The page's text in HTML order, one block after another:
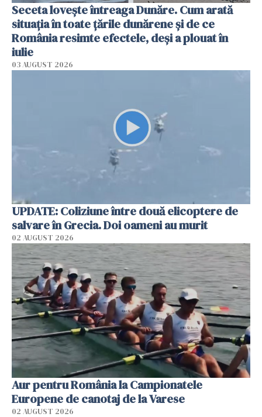
Seceta lovește întreaga Dunăre. Cum arată
situația în toate țările dunărene și de ce
România resimte efectele, deși a plouat în
iulie
03 AUGUST 2026
UPDATE: Coliziune între două elicoptere de
salvare în Grecia. Doi oameni au murit
02 AUGUST 2026
Aur pentru România la Campionatele
Europene de canotaj de la Varese
02 AUGUST 2026